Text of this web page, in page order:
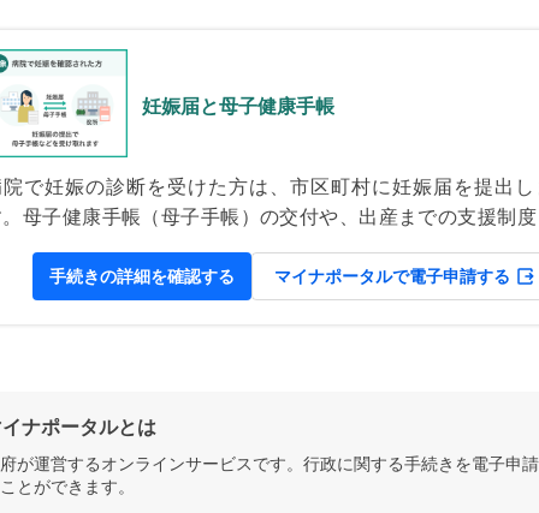
妊娠届と母子健康手帳
院で妊娠の診断を受けた方は、市区町村に妊娠届を提出し
母子健康手帳（母子手帳）の交付や、出産までの支援制度
妊娠から出産後にかけて、母親と子どもの医療や健康に関
報を記録して、健康管理に役立てるためのものです。
手続きの詳細を確認する マイナポータルで電子申請する
ナポータルとは
が運営するオンラインサービスです。行政に関する手続きを電子申
とができます。